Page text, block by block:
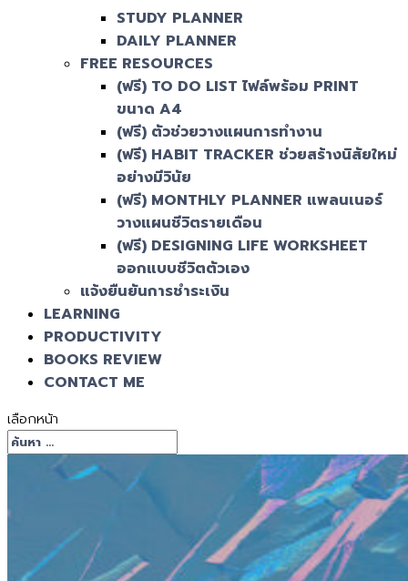
STUDY PLANNER
DAILY PLANNER
FREE RESOURCES
(ฟรี) TO DO LIST ไฟล์พร้อม PRINT
ขนาด A4
(ฟรี) ตัวช่วยวางแผนการทำงาน
(ฟรี) HABIT TRACKER ช่วยสร้างนิสัยใหม่
อย่างมีวินัย
(ฟรี) MONTHLY PLANNER แพลนเนอร์
วางแผนชีวิตรายเดือน
(ฟรี) DESIGNING LIFE WORKSHEET
ออกแบบชีวิตตัวเอง
แจ้งยืนยันการชำระเงิน
LEARNING
PRODUCTIVITY
BOOKS REVIEW
CONTACT ME
เลือกหน้า